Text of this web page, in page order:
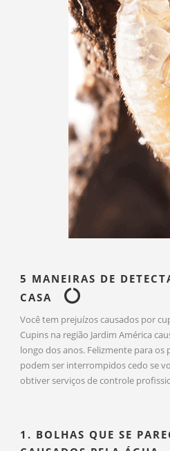
5 MANEIRAS DE
CASA
Você tem prejuízos causados por
Cupins na região Jardim América
longo dos anos. Felizmente para
podem ser interrompidos cedo se
obtiver serviços de controle
1. BOLHAS QUE SE